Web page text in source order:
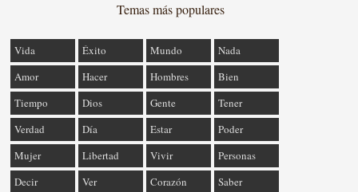
Temas más populares
Vida Éxito Mundo
Nada
Amor
Hacer Hombres
Bien
Tiempo
Dios Gente
Tener
Verdad
Día Estar
Poder
Mujer
Libertad Vivir
Personas
Decir
Ver Corazón Saber